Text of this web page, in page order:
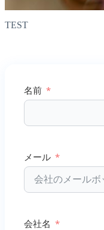
TEST
名前
メール
会社名